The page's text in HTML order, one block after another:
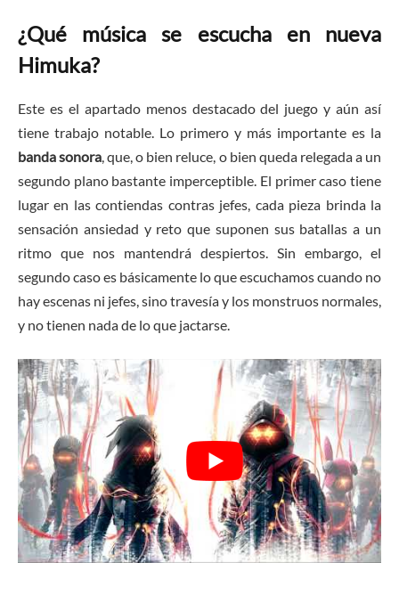
¿Qué música se escucha en nueva
Himuka?
Este es el apartado menos destacado del juego y aún así
tiene trabajo notable. Lo primero y más importante es la
banda sonora, que, o bien reluce, o bien queda relegada a un
segundo plano bastante imperceptible. El primer caso tiene
lugar en las contiendas contras jefes, cada pieza brinda la
sensación ansiedad y reto que suponen sus batallas a un
ritmo que nos mantendrá despiertos. Sin embargo, el
segundo caso es básicamente lo que escuchamos cuando no
hay escenas ni jefes, sino travesía y los monstruos normales,
y no tienen nada de lo que jactarse.